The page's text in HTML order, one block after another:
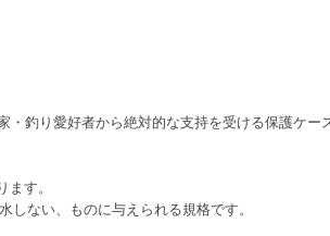
釣り愛好者から絶対的な支持を受ける保護ケー
す。
しない、ものに与えられる規格です。